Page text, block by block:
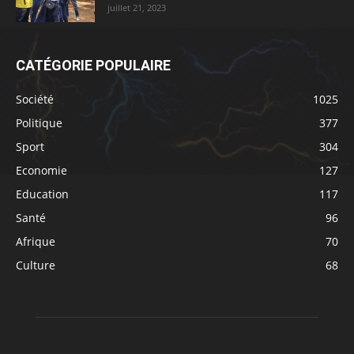
juillet 21, 2023
CATÉGORIE POPULAIRE
Société
1025
Politique
377
Sport
304
Economie
127
Education
117
Santé
96
Afrique
70
Culture
68